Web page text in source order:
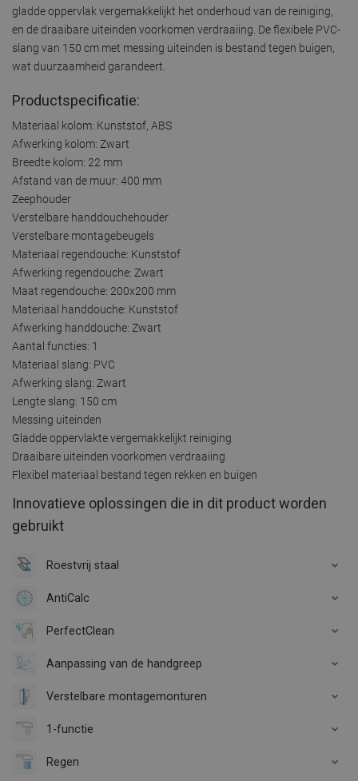
gladde oppervlak vergemakkelijkt het onderhoud van de reiniging,
en de draaibare uiteinden voorkomen verdraaiing. De flexibele PVC-
slang van 150 cm met messing uiteinden is bestand tegen buigen,
wat duurzaamheid garandeert.
Productspecificatie:
Materiaal kolom: Kunststof, ABS
Afwerking kolom: Zwart
Breedte kolom: 22 mm
Afstand van de muur: 400 mm
Zeephouder
Verstelbare handdouchehouder
Verstelbare montagebeugels
Materiaal regendouche: Kunststof
Afwerking regendouche: Zwart
Maat regendouche: 200x200 mm
Materiaal handdouche: Kunststof
Afwerking handdouche: Zwart
Aantal functies: 1
Materiaal slang: PVC
Afwerking slang: Zwart
Lengte slang: 150 cm
Messing uiteinden
Gladde oppervlakte vergemakkelijkt reiniging
Draaibare uiteinden voorkomen verdraaiing
Flexibel materiaal bestand tegen rekken en buigen
Innovatieve oplossingen die in dit product worden
gebruikt
Roestvrij staal
AntiCalc
PerfectClean
Aanpassing van de handgreep
Verstelbare montagemonturen
1-functie
Regen